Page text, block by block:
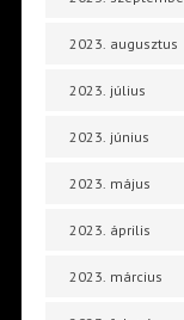
2023. augusztus
2023. július
2023. június
2023. május
2023. április
2023. március